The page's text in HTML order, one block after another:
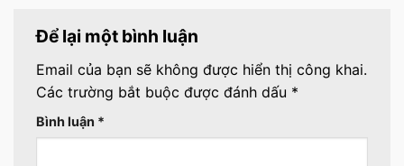
Để lại một bình luận
Email của bạn sẽ không được hiển thị công khai.
Các trường bắt buộc được đánh dấu *
Bình luận *